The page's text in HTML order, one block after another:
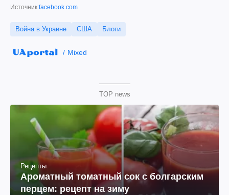
Источник:facebook.com
Война в Украине США Блоги
Mixed
TOP news
Рецепты
Ароматный томатный сок с болгарским
перцем: рецепт на зиму